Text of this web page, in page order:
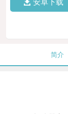
安卓下载
简介